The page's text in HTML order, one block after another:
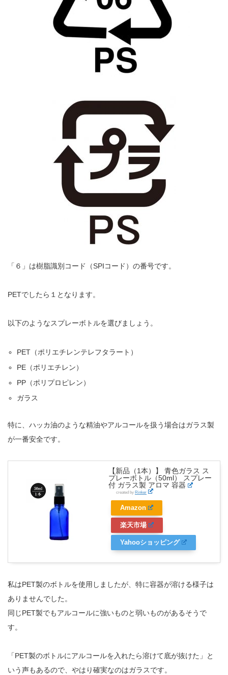
「６」は樹脂識別コード（SPIコード）の番号です。
PETでしたら１となります。
以下のようなスプレーボトルを選びましょう。
PET（ポリエチレンテレフタラート）
PE（ポリエチレン）
PP（ポリプロピレン）
ガラス
特に、ハッカ油のような精油やアルコールを扱う場合はガラス製
が一番安全です。
【新品（1本）】 青色ガラス ス
プレーボトル（50ml） スプレー
付 ガラス製 アロマ 容器
created by Rinker
Amazon
楽天市場
Yahooショッピング
私はPET製のボトルを使用しましたが、特に容器が溶ける様子は
ありませんでした。
同じPET製でもアルコールに強いものと弱いものがあるそうで
す。
「PET製のボトルにアルコールを入れたら溶けて底が抜けた」と
いう声もあるので、やはり確実なのはガラスです。